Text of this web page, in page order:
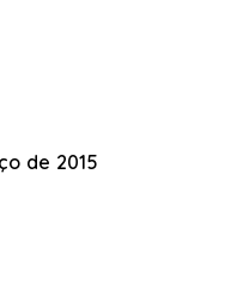
de 2015